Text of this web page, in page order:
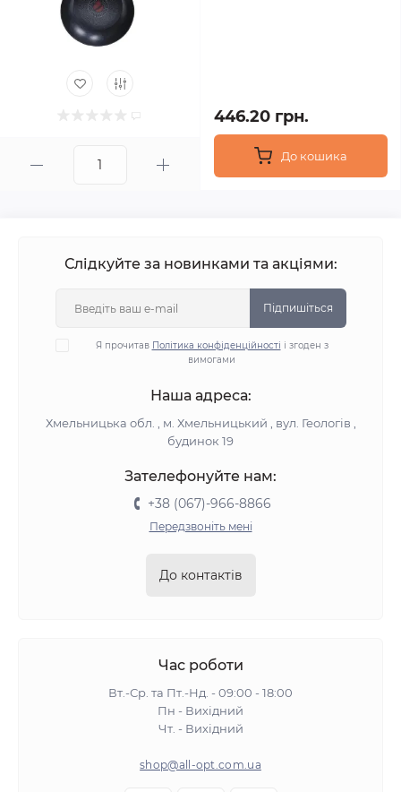
446.20 грн.
До кошика
Слідкуйте за новинками та акціями:
Підпишіться
Я прочитав Політика конфіденційності і згоден з
вимогами
Наша адреса:
Хмельницька обл. , м. Хмельницький , вул. Геологів ,
будинок 19
Зателефонуйте нам:
+38 (067)-966-8866
Передзвоніть мені
До контактів
Час роботи
Вт.-Ср. та Пт.-Нд. - 09:00 - 18:00
Пн - Вихідний
Чт. - Вихідний
shop@all-opt.com.ua